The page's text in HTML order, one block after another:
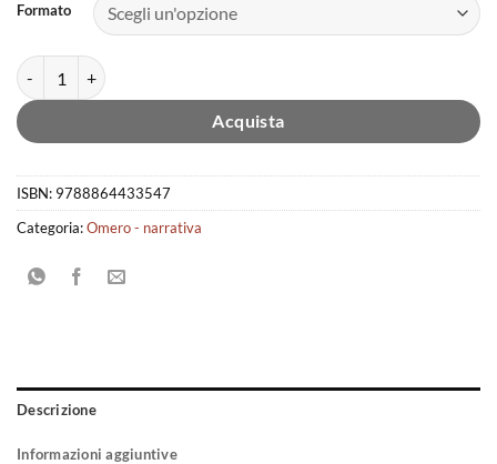
Formato
Non piangere quantità
Acquista
ISBN: 9788864433547
Categoria:Omero - narrativa
Descrizione
Informazioni aggiuntive